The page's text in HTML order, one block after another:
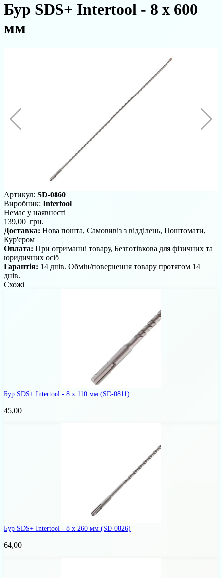
Бур SDS+ Intertool - 8 х 600
мм
Артикул: SD-0860
Виробник: Intertool
Немає у наявності
139,00 грн.
Доставка: Нова пошта, Самовивіз з відділень, Поштомати,
Кур'єром
Оплата: При отриманні товару, Безготівкова для фізичних та
юридичних осіб
Гарантія: 14 днів. Обмін/повернення товару протягом 14
днів.
Схожі
Бур SDS+ Intertool - 8 х 110 мм (SD-0811)
45,00
Бур SDS+ Intertool - 8 х 260 мм (SD-0826)
64,00